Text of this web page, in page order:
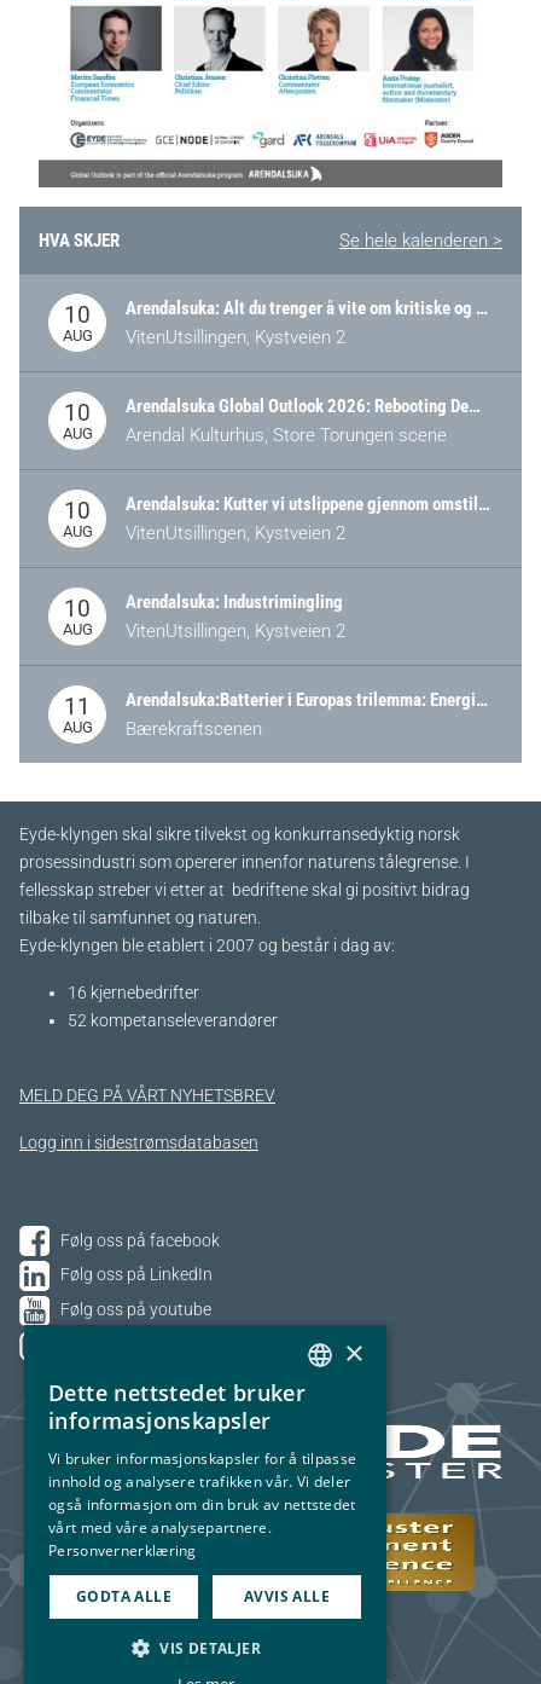
HVA SKJER Se hele kalenderen >
10
AUG
Arendalsuka: Alt du trenger å vite om kritiske og strategiske verdikjeder i Norge
VitenUtsillingen, Kystveien 2
10
AUG
Arendalsuka Global Outlook 2026: Rebooting Democracy for a New World Order
Arendal Kulturhus, Store Torungen scene
10
AUG
Arendalsuka: Kutter vi utslippene gjennom omstilling – eller tap av industri?
VitenUtsillingen, Kystveien 2
10
AUG
Arendalsuka: Industrimingling
VitenUtsillingen, Kystveien 2
11
AUG
Arendalsuka:Batterier i Europas trilemma: Energisikkerhet, konkurransekraft og bærekraft (Battery Norway-arrangement)
Bærekraftscenen
Eyde-klyngen skal sikre tilvekst og konkurransedyktig norsk
prosessindustri som opererer innenfor naturens tålegrense. I
fellesskap streber vi etter at bedriftene skal gi positivt bidrag
tilbake til samfunnet og naturen.
Eyde-klyngen ble etablert i 2007 og består i dag av:
16 kjernebedrifter​
52 kompetanseleverandører
MELD DEG PÅ VÅRT NYHETSBREV
Logg inn i sidestrømsdatabasen
Følg oss på facebook
Følg oss på LinkedIn
Følg oss på youtube
NORWEGIAN
×
Dette nettstedet bruker
informasjonskapsler
Vi bruker informasjonskapsler for å tilpasse
innhold og analysere trafikken vår. Vi deler
også informasjon om din bruk av nettstedet
vårt med våre analysepartnere.
Personvernerklæring
GODTA ALLE AVVIS ALLE
VIS DETALJER